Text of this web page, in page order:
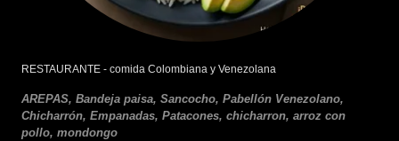
RESTAURANTE - comida Colombiana y Venezolana
AREPAS, Bandeja paisa, Sancocho, Pabellón Venezolano,
Chicharrón, Empanadas, Patacones, chicharron, arroz con
pollo, mondongo